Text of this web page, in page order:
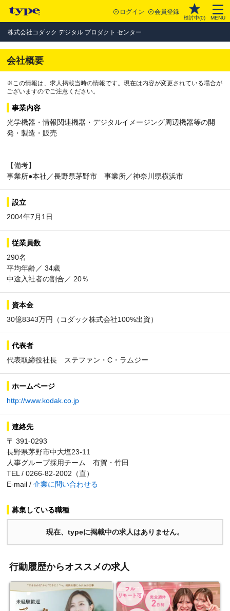
ログイン 会員登録
検討中(0) MENU
株式会社コダック デジタル プロダクト センター
会社概要
※この情報は、求人掲載当時の情報です。現在は内容が変更されている場合が
ございますのでご注意ください。
事業内容
光学機器・情報関連機器・デジタルイメージング周辺機器等の開
発・製造・販売
【備考】
事業所●本社／長野県茅野市 事業所／神奈川県横浜市
設立
2004年7月1日
従業員数
290名
平均年齢／ 34歳
中途入社者の割合／ 20％
資本金
30億8343万円（コダック株式会社100%出資）
代表者
代表取締役社長 ステファン・C・ラムジー
ホームページ
http://www.kodak.co.jp
連絡先
〒 391-0293
長野県茅野市中大塩23-11
人事グループ採用チーム 有賀・竹田
TEL / 0266-82-2002（直）
E-mail / 企業に問い合わせる
募集している職種
現在、typeに掲載中の求人はありません。
行動履歴からオススメの求人